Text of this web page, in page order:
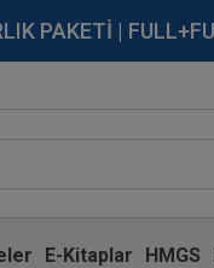
PAKETİ |
E-Kitaplar HMGS